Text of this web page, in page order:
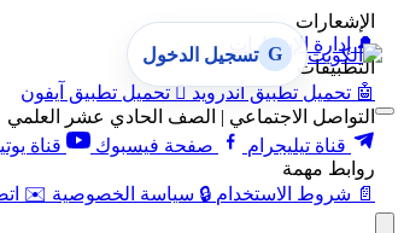
الإشعارات
🔔 إدارة الإشعارات
التطبيقات
🤖 تحميل تطبيق أندرويد  تحميل تطبيق آيفون
التواصل الاجتماعي | الصف الحادي عشر العلمي
قناة تيليجرام
صفحة فيسبوك قناة
روابط مهمة
📄 شروط الاستخدام 🔒 سياسة الخصوصية ✉️
G تسجيل الدخول